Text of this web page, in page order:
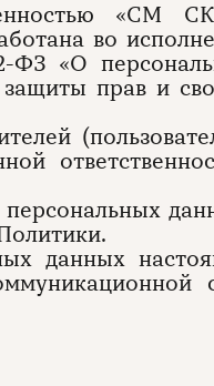
«СМ
во
ФЗ «О
прав и
данных